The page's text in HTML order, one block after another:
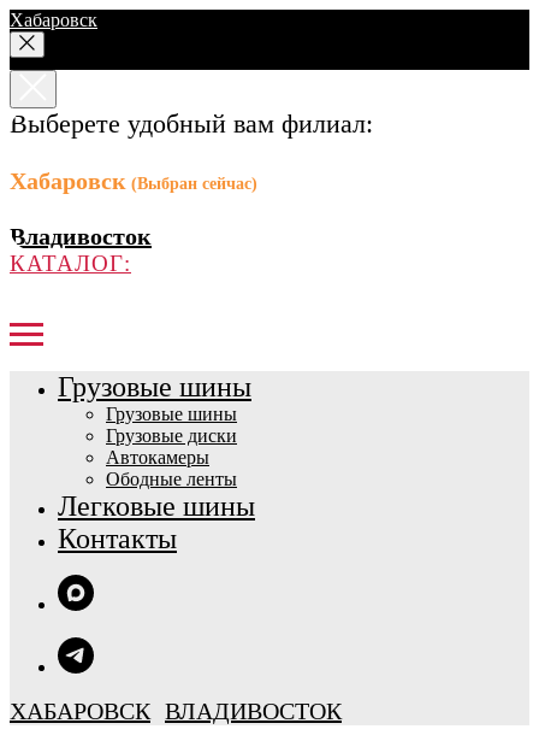
Хабаровск
Выберете удобный вам филиал:
Хабаровск (Выбран сейчас)
Владивосток
КАТАЛОГ:
Грузовые шины
Грузовые шины
Грузовые диски
Автокамеры
Ободные ленты
Легковые шины
Контакты
ХАБАРОВСК ВЛАДИВОСТОК